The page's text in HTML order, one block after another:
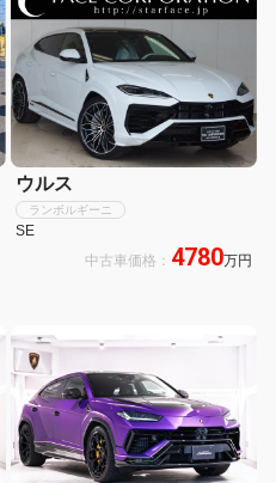
ウルス
ランボルギーニ
SE
中古車価格： 4780万円